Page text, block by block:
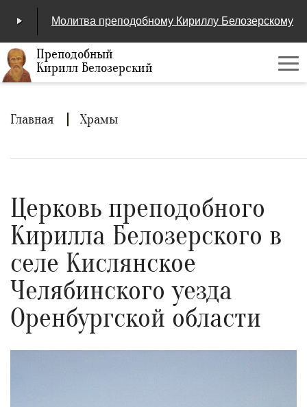
00:00 04:25
Молитва преподобному Кириллу Белозерскому
Преподобный
Кирилл Белозерский
Строка
навигации
Главная Храмы
Церковь преподобного
Кирилла Белозерского в
селе Кислянское
Челябинского уезда
Оренбургской области